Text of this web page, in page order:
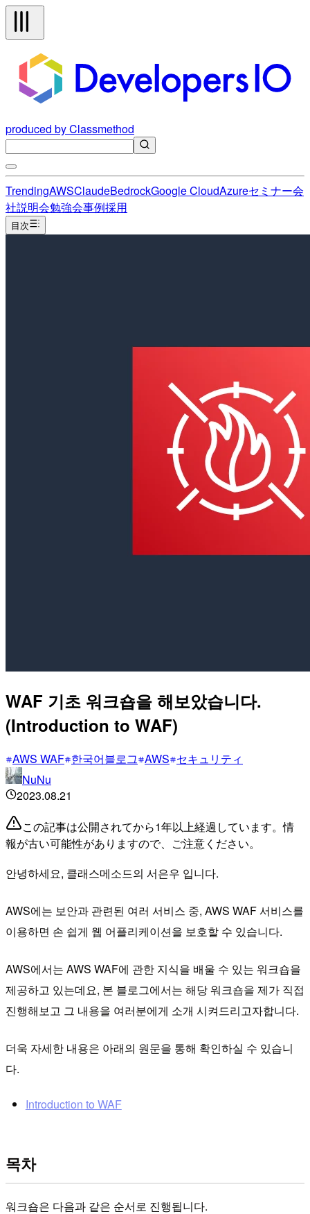
produced by Classmethod
TrendingAWSClaudeBedrockGoogle CloudAzureセミナー会
社説明会勉強会事例採用
目次
WAF 기초 워크숍을 해보았습니다.
(Introduction to WAF)
AWS WAF 한국어블로그 AWS セキュリティ
NuNu
2023.08.21
この記事は公開されてから1年以上経過しています。情
報が古い可能性がありますので、ご注意ください。
안녕하세요, 클래스메소드의 서은우 입니다.
AWS에는 보안과 관련된 여러 서비스 중, AWS WAF 서비스를
이용하면 손 쉽게 웹 어플리케이션을 보호할 수 있습니다.
AWS에서는 AWS WAF에 관한 지식을 배울 수 있는 워크숍을
제공하고 있는데요, 본 블로그에서는 해당 워크숍을 제가 직접
진행해보고 그 내용을 여러분에게 소개 시켜드리고자합니다.
더욱 자세한 내용은 아래의 원문을 통해 확인하실 수 있습니
다.
Introduction to WAF
목차
워크숍은 다음과 같은 순서로 진행됩니다.